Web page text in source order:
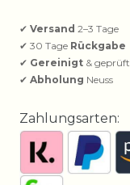
✔ Versand 2–3 Tage
✔ 30 Tage Rückgabe
✔ Gereinigt & geprüft
✔ Abholung Neuss
Zahlungsarten: